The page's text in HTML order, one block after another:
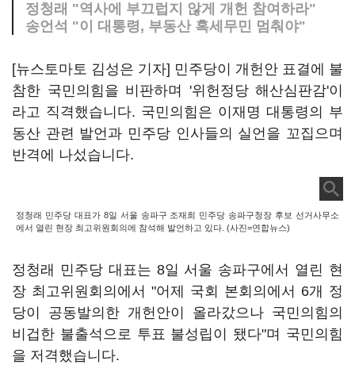
정청래 "역사에 부끄럽지 않게 개헌 참여하라"
송언석 "이 대통령, 부동산 혹세무민 멈춰야"
[뉴스토마토 김성은 기자] 민주당이 개헌안 표결에 불
참한 국민의힘을 비판하며 '위헌정당 해산심판감'이
라고 직격했습니다. 국민의힘은 이재명 대통령의 부
동산 관련 발언과 민주당 인사들의 실언을 꼬집으며
반격에 나섰습니다.
정청래 민주당 대표가 8일 서울 송파구 조재희 민주당 송파구청장 후보 선거사무소
에서 열린 현장 최고위원회의에 참석해 발언하고 있다. (사진=연합뉴스)
정청래 민주당 대표는 8일 서울 송파구에서 열린 현
장 최고위원회의에서 "어제 국회 본회의에서 6개 정
당이 공동발의한 개헌안이 올라갔으나 국민의힘의
비겁한 불출석으로 투표 불성립이 됐다"며 국민의힘
을 저격했습니다.